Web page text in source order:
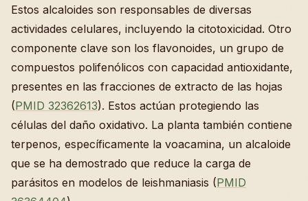
Estos alcaloides son responsables de diversas
actividades celulares, incluyendo la citotoxicidad. Otro
componente clave son los flavonoides, un grupo de
compuestos polifenólicos con capacidad antioxidante,
presentes en las fracciones de extracto de las hojas
(PMID 32362613). Estos actúan protegiendo las
células del daño oxidativo. La planta también contiene
terpenos, específicamente la voacamina, un alcaloide
que se ha demostrado que reduce la carga de
parásitos en modelos de leishmaniasis (PMID